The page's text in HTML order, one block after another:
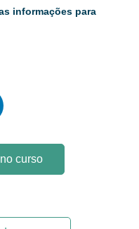
informações para
curso